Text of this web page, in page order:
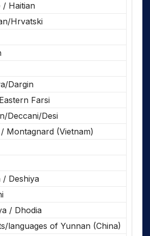
/ Haitian
Hrvatski
Dargin
Farsi
Deccani/Desi
Montagnard (Vietnam)
/ Deshiya
/ Dhodia
languages of Yunnan (China)